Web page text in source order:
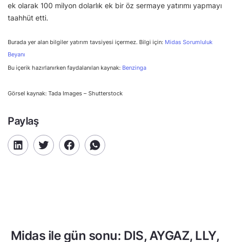
ek olarak 100 milyon dolarlık ek bir öz sermaye yatırımı yapmayı
taahhüt etti.
Burada yer alan bilgiler yatırım tavsiyesi içermez. Bilgi için: Midas Sorumluluk
Beyanı
Bu içerik hazırlanırken faydalanılan kaynak: Benzinga
Görsel kaynak: Tada Images – Shutterstock
Paylaş
Midas ile gün sonu: DIS, AYGAZ, LLY,